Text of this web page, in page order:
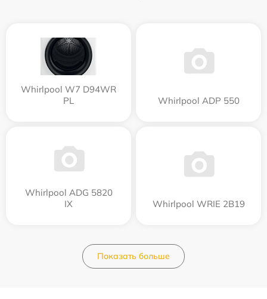
Whirlpool W7 D94WR
PL
Whirlpool ADP 550
Whirlpool ADG 5820
IX
Whirlpool WRIE 2B19
Показать больше